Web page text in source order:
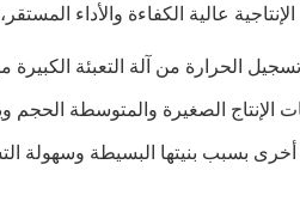
الإنتاجية عالية الكفاءة والأداء
الحرارة من آلة التعبئة
بسبب بنيتها البسيطة وسهولة